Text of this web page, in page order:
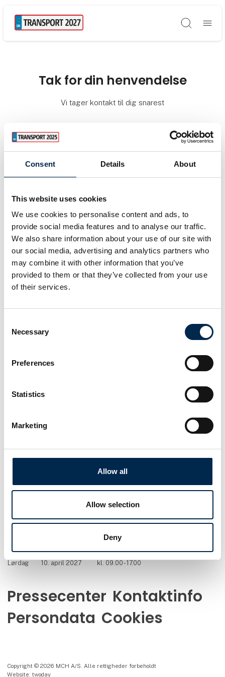
Consent Details About
This website uses cookies
We use cookies to personalise content and ads, to
provide social media features and to analyse our traffic.
We also share information about your use of our site with
our social media, advertising and analytics partners who
may combine it with other information that you’ve
provided to them or that they’ve collected from your use
of their services.
Selection
Necessary
Preferences
Statistics
Marketing
Allow all
Allow selection
Deny
Søg
Tak for din henvendelse
Vi tager kontakt til dig snarest
Transportmessen er en inspirerende fagmesse for alle med rødder i
transportbranchen. Nyt materiel, nye services og nye idéer er
end 530.000 professionelle fagfolk fra transportbranchen lagt
InstagramLinkedIn
MCH Messecenter Herning
Danmark
Kontakt os
info@transportmessen.dk
Besøg os
kl. 09.00 - 17.00
Fredag
9. april 2027
kl. 09.00 - 17.00
Lørdag
10. april 2027 kl. 09.00 - 17.00
Pressecenter Kontaktinfo
Persondata Cookies
Copyright © 2026 MCH A/S. Alle rettigheder forbeholdt
Website: twoday